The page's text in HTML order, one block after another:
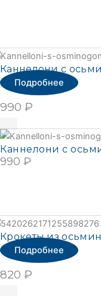
Каннелони с
Подробнее
990 ₽
Каннелони с
990 ₽
Крокеты из
Подробнее
820 ₽